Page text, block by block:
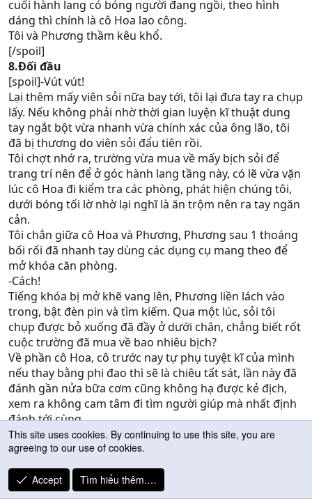
cuối hành lang có bóng người đang ngồi, theo hình
dáng thì chính là cô Hoa lao công.
Tôi và Phương thầm kêu khổ.
[/spoil]
8.Đối đầu
[spoil]-Vút vút!
Lại thêm mấy viên sỏi nữa bay tới, tôi lại đưa tay ra chụp
lấy. Nếu không phải nhờ thời gian luyện kĩ thuật dung
tay ngắt bột vừa nhanh vừa chính xác của ông lão, tôi
đã bị thương do viên sỏi đẩu tiên rồi.
Tôi chợt nhớ ra, trường vừa mua về mấy bịch sỏi để
trang trí nên để ở góc hành lang tầng này, có lẽ vừa vặn
lúc cô Hoa đi kiểm tra các phòng, phát hiện chúng tôi,
dưới bóng tối lờ nhờ lại nghĩ là ăn trộm nên ra tay ngăn
cản.
Tôi chắn giữa cô Hoa và Phương, Phương sau 1 thoáng
bối rối đã nhanh tay dùng các dụng cụ mang theo để
mở khóa căn phòng.
-Cách!
Tiếng khóa bị mở khẽ vang lên, Phương liền lách vào
trong, bật đèn pin và tìm kiếm. Qua một lúc, sỏi tôi
chụp được bỏ xuống đã đầy ở dưới chân, chẳng biết rốt
cuộc trường đã mua về bao nhiêu bịch?
Về phần cô Hoa, cô trước nay tự phụ tuyệt kĩ của mình
nếu thay bằng phi đao thì sẽ là chiêu tất sát, lần này đã
đánh gần nửa bữa cơm cũng không hạ được kẻ địch,
xem ra không cam tâm đi tìm người giúp mà nhất định
đánh tới cùng.
Cô Hoa ra tay càng lúc càng nhanh, tôi thấy như đang
mưa rơi đạn bắn, trên trán mình mồ hôi đã nhễ nhại.
-Đi!
Phương gọi tôi khi vừa bước ra, tôi cả mừng, tính quay
lưng cùng bỏ chạy nhưng trước mặt là cao thủ ám toán,
This site uses cookies. By continuing to use this site, you are
agreeing to our use of cookies.
Accept Tìm hiểu thêm.…